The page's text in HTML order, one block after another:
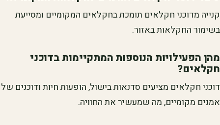
קנייה מדוכני חקלאים תומכת בחקלאים המקומיים ומסייעת
בשימור החקלאות באזור.
מהן הפעילויות הנוספות המתקיימות בדוכני
חקלאים?
דוכני חקלאים מציעים סדנאות בישול, הופעות חיות ודוכנים של
אמנים מקומיים, מה שמעשיר את החוויה.